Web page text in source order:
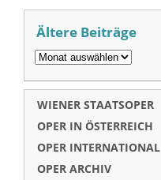
Ältere Beiträge
WIENER STAATSOPER
OPER IN ÖSTERREICH
OPER INTERNATIONAL
OPER ARCHIV